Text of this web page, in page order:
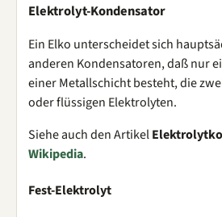
Elektrolyt-Kondensator
Ein Elko unterscheidet sich
anderen Kondensatoren, daß nur
einer Metallschicht besteht, die
oder flüssigen Elektrolyten.
Siehe auch den Artikel
Wikipedia.
Fest-Elektrolyt